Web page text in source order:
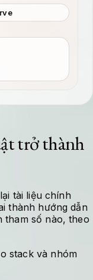
trở thành
tài liệu chính
thành hướng dẫn
tham số nào, theo
stack và nhóm